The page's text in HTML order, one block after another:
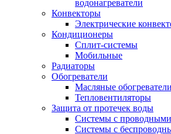
водонагреватели
Конвекторы
Электрические
Кондиционеры
Сплит-системы
Мобильные
Радиаторы
Обогреватели
Масляные обогреватели
Тепловентиляторы
Защита от протечек воды
Системы с
Системы с